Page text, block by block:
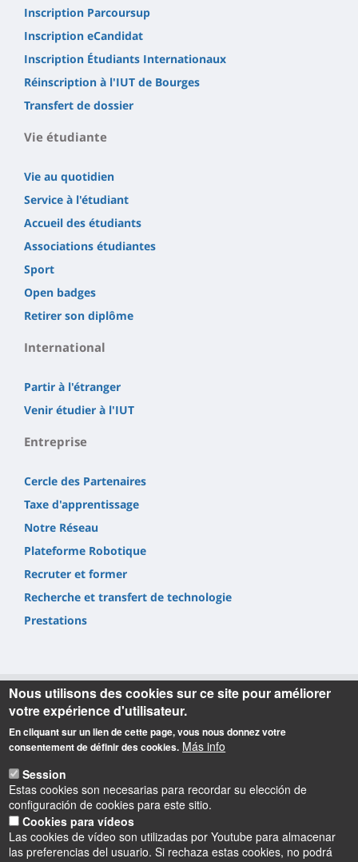
Inscription Parcoursup
Inscription eCandidat
Inscription Étudiants Internationaux
Réinscription à l'IUT de Bourges
Transfert de dossier
Vie étudiante
Vie au quotidien
Service à l'étudiant
Accueil des étudiants
Associations étudiantes
Sport
Open badges
Retirer son diplôme
International
Partir à l'étranger
Venir étudier à l'IUT
Entreprise
Cercle des Partenaires
Taxe d'apprentissage
Notre Réseau
Plateforme Robotique
Recruter et former
Recherche et transfert de technologie
Prestations
Informations
Accueil
Tel. : +33(0)2 48 23 80 80
Adresse postale
IUT de Bourges
63, Avenue de Lattre de Tassigny
18020 Bourges Cedex - France
Nous utilisons des cookies sur ce site pour améliorer
votre expérience d'utilisateur.
En cliquant sur un lien de cette page, vous nous donnez votre
consentement de définir des cookies. Más info
Session
Estas cookies son necesarias para recordar su elección de
configuración de cookies para este sitio.
Cookies para vídeos
Las cookies de vídeo son utilizadas por Youtube para almacenar
las preferencias del usuario. Si rechaza estas cookies, no podrá